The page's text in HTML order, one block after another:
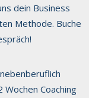
dein Business
Methode. Buche
Coaching